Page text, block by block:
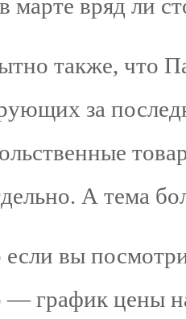
марте вряд ли
также, что
за
А тема
если вы
— график цены